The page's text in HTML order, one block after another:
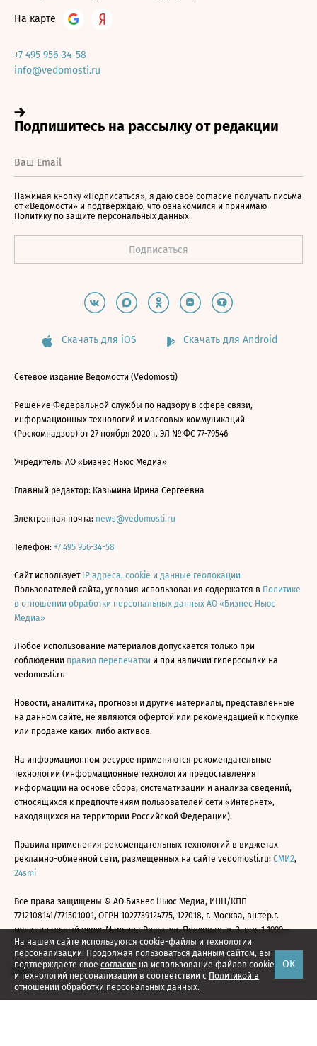
На нашем сайте используются cookie-файлы и технологии
персонализации. Продолжая пользоваться данным сайтом, вы
подтверждаете свое согласие на использование файлов cookie
и технологий персонализации в соответствии с Политикой в
отношении обработки персональных данных.
ОК
На карте
+7 495 956-34-58
info@vedomosti.ru
Нажимая кнопку «Подписаться», я даю свое согласие получать письма
от «Ведомости» и подтверждаю, что ознакомился и принимаю
Политику по защите персональных данных
Скачать для iOS Скачать для Android
Сетевое издание Ведомости (Vedomosti)
Решение Федеральной службы по надзору в сфере связи,
информационных технологий и массовых коммуникаций
(Роскомнадзор) от 27 ноября 2020 г. ЭЛ № ФС 77-79546
Учредитель: АО «Бизнес Ньюс Медиа»
Главный редактор: Казьмина Ирина Сергеевна
Электронная почта: news@vedomosti.ru
Телефон: +7 495 956-34-58
Сайт использует IP адреса, cookie и данные геолокации
Пользователей сайта, условия использования содержатся в Политике
в отношении обработки персональных данных АО «Бизнес Ньюс
Медиа»
Любое использование материалов допускается только при
соблюдении правил перепечатки и при наличии гиперссылки на
vedomosti.ru
Новости, аналитика, прогнозы и другие материалы, представленные
на данном сайте, не являются офертой или рекомендацией к покупке
или продаже каких-либо активов.
На информационном ресурсе применяются рекомендательные
технологии (информационные технологии предоставления
информации на основе сбора, систематизации и анализа сведений,
относящихся к предпочтениям пользователей сети «Интернет»,
находящихся на территории Российской Федерации).
Правила применения рекомендательных технологий в виджетах
рекламно-обменной сети, размещенных на сайте vedomosti.ru: СМИ2,
24smi
Все права защищены © АО Бизнес Ньюс Медиа, ИНН/КПП
7712108141/771501001, ОГРН 1027739124775, 127018, г. Москва, вн.тер.г.
муниципальный округ Марьина Роща, ул. Полковая, д. 3, стр. 1 1999—
2026